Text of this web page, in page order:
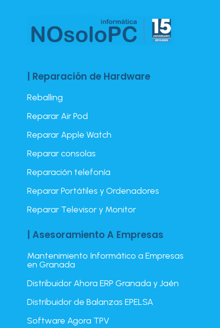
| Reparación de Hardware
Reballing
Reparar Air Pod
Reparar Apple Watch
Reparar consolas
Reparación telefonía
Reparar Portátiles y Ordenadores
Reparar Televisor y Monitor
| Asesoramiento A Empresas
Mantenimiento Informático a Empresas
en Granada
Distribuidor Ahora ERP Granada y Jaén
Distribuidor de Balanzas EPELSA
Software Agora TPV